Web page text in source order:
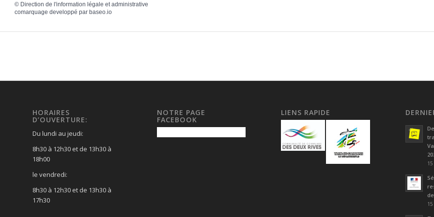
© Direction de l'information légale et administrative
comarquage developpé par baseo.io
HORAIRES
D’OUVERTURE:
Du lundi au jeudi:
8h30 à 12h30 et de 13h30 à
18h00
le vendredi:
8h30 à 12h30 et de 13h30 à
17h30
NOTRE PAGE
FACEBOOK
LIENS RAPIDE